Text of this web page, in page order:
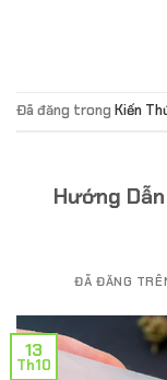
Đã đăng trong Kiến
Hướng
ĐÃ ĐĂNG
13
Th10